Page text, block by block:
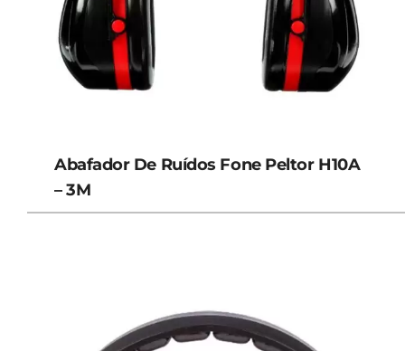
Abafador De Ruídos Fone Peltor H10A
– 3M